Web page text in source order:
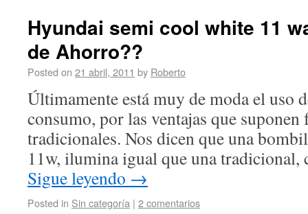
Hyundai semi cool white 11
de Ahorro??
Posted on 21 abril, 2011 by Roberto
Últimamente está muy de moda el uso
consumo, por las ventajas que
tradicionales. Nos dicen que una
11w, ilumina igual que una
Sigue leyendo →
Posted in Sin categoría | 2 comentarios